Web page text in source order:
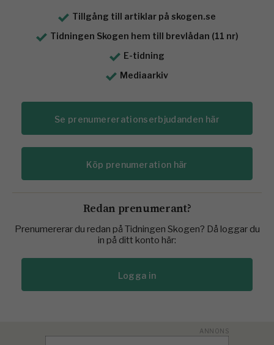
Tillgång till artiklar på skogen.se
Tidningen Skogen hem till brevlådan (11 nr)
E-tidning
Mediaarkiv
Se prenumererationserbjudanden här
Köp prenumeration här
Redan prenumerant?
Prenumererar du redan på Tidningen Skogen? Då loggar du
in på ditt konto här:
Logga in